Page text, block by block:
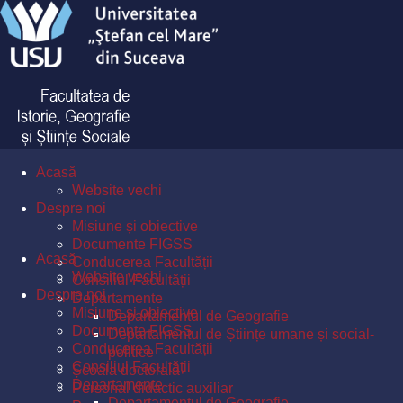
Acasă
Website vechi
Despre noi
Misiune și obiective
Documente FIGSS
Conducerea Facultății
Consiliul Facultății
Departamente
Departamentul de Geografie
Departamentul de Științe umane și social-
politice
Școala doctorală
Personal didactic auxiliar
Acasă
Website vechi
Despre noi
Misiune și obiective
Documente FIGSS
Conducerea Facultății
Consiliul Facultății
Departamente